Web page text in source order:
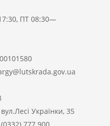
ПТ 08:30—
Українки, 35